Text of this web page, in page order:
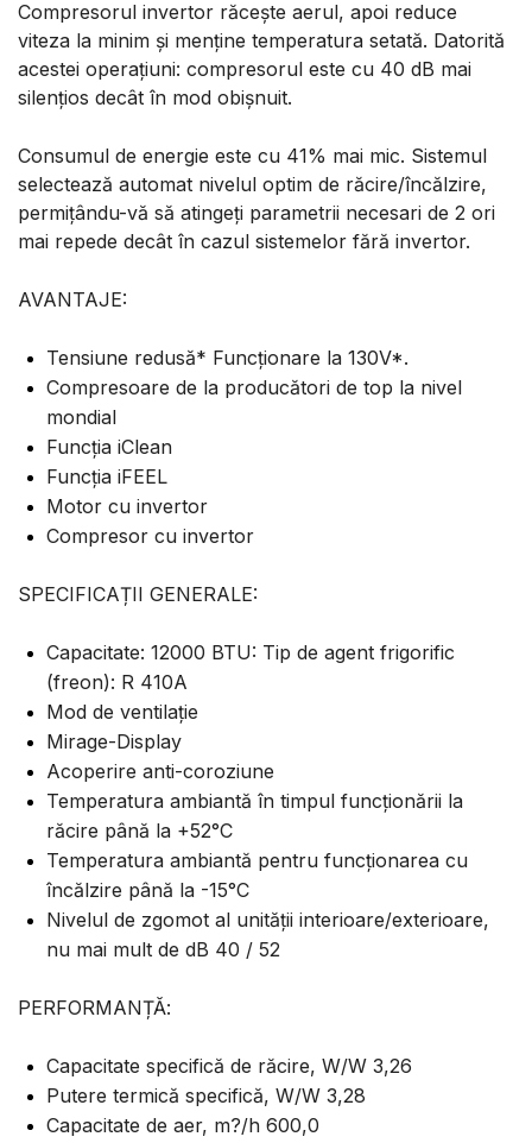
Compresorul invertor răcește aerul, apoi reduce
viteza la minim și menține temperatura setată. Datorită
acestei operațiuni: compresorul este cu 40 dB mai
silențios decât în mod obișnuit.
Consumul de energie este cu 41% mai mic. Sistemul
selectează automat nivelul optim de răcire/încălzire,
permițându-vă să atingeți parametrii necesari de 2 ori
mai repede decât în cazul sistemelor fără invertor.
AVANTAJE:
Tensiune redusă* Funcționare la 130V*.
Compresoare de la producători de top la nivel
mondial
Funcția iClean
Funcția iFEEL
Motor cu invertor
Compresor cu invertor
SPECIFICAȚII GENERALE:
Capacitate: 12000 BTU: Tip de agent frigorific
(freon): R 410A
Mod de ventilație
Mirage-Display
Acoperire anti-coroziune
Temperatura ambiantă în timpul funcționării la
răcire până la +52°C
Temperatura ambiantă pentru funcționarea cu
încălzire până la -15°C
Nivelul de zgomot al unității interioare/exterioare,
nu mai mult de dB 40 / 52
PERFORMANȚĂ:
Capacitate specifică de răcire, W/W 3,26
Putere termică specifică, W/W 3,28
Capacitate de aer, m?/h 600,0